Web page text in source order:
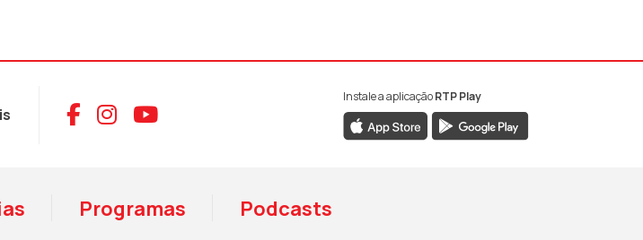
Aceder ao Facebook da RTP Antena 1
Aceder ao Instagram da RTP Antena 1
Aceder ao YouTube da RTP Antena 1
Instale a aplicaçãoRTP Play
Programas Podcasts